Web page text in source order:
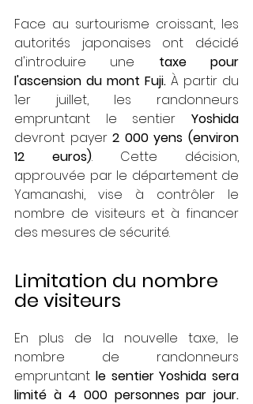
Face au surtourisme croissant, les
autorités japonaises ont décidé
d'introduire une taxe pour
l'ascension du mont Fuji. À partir du
1er juillet, les randonneurs
empruntant le sentier Yoshida
devront payer 2 000 yens (environ
12 euros). Cette décision,
approuvée par le département de
Yamanashi, vise à contrôler le
nombre de visiteurs et à financer
des mesures de sécurité.
Limitation du nombre
de visiteurs
En plus de la nouvelle taxe, le
nombre de randonneurs
empruntant le sentier Yoshida sera